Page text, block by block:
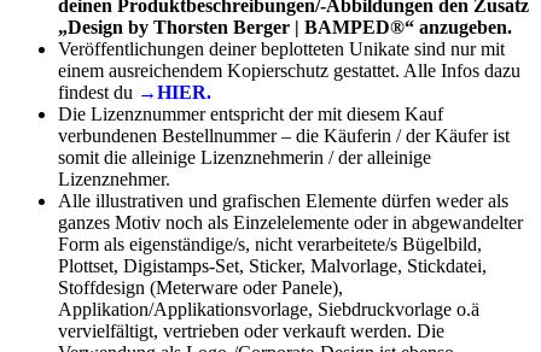
deinen Produktbeschreibungen/-Abbildungen den Zusatz
„Design by Thorsten Berger | BAMPED®“ anzugeben.
Veröffentlichungen deiner beplotteten Unikate sind nur mit
einem ausreichendem Kopierschutz gestattet. Alle Infos dazu
findest du →HIER.
Die Lizenznummer entspricht der mit diesem Kauf
verbundenen Bestellnummer – die Käuferin / der Käufer ist
somit die alleinige Lizenznehmerin / der alleinige
Lizenznehmer.
Alle illustrativen und grafischen Elemente dürfen weder als
ganzes Motiv noch als Einzelelemente oder in abgewandelter
Form als eigenständige/s, nicht verarbeitete/s Bügelbild,
Plottset, Digistamps-Set, Sticker, Malvorlage, Stickdatei,
Stoffdesign (Meterware oder Panele),
Applikation/Applikationsvorlage, Siebdruckvorlage o.ä
vervielfältigt, vertrieben oder verkauft werden. Die